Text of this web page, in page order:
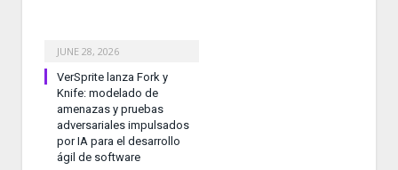
JUNE 28, 2026
VerSprite lanza Fork y
Knife: modelado de
amenazas y pruebas
adversariales impulsados
por IA para el desarrollo
ágil de software